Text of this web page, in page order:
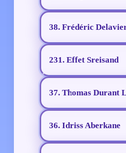
38. Frédéric
231. Effet Sreisand
37. Thomas Durant
36. Idriss Aberkane